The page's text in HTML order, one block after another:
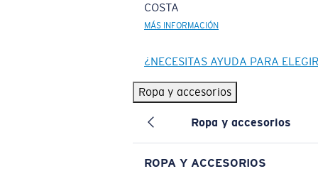
COSTA
MÁS INFORMACIÓN
¿NECESITAS AYUDA PARA
Ropa y accesorios
Ropa y accesorios
ROPA Y ACCESORIOS